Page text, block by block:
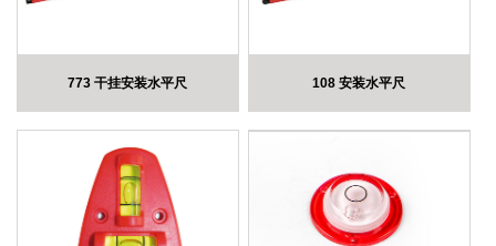
773 干挂安装水平尺 108 安装水平尺